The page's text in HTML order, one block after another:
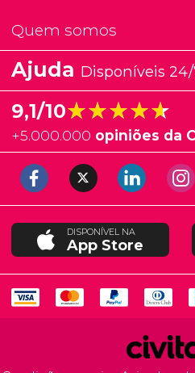
Quem somos
Ajuda Disponíveis
9,1/10★★★★★
★★★★★
+5.000.000 opiniões da
DISPONÍVEL NA
App Store